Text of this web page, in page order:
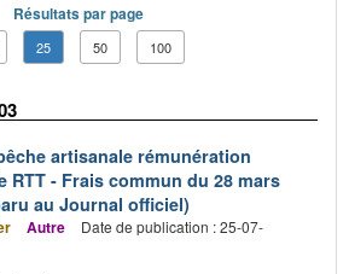
Résultats par page
25 50 100
artisanale rémunération
RTT - Frais commun du 28 mars
au Journal officiel)
Autre
Date de publication : 25-07-